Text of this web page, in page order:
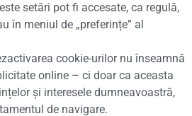
setări pot fi accesate, ca regulă,
în meniul de „preferințe” al
cookie-urilor nu înseamnă
online – ci doar ca aceasta
și interesele dumneavoastră,
de navigare.